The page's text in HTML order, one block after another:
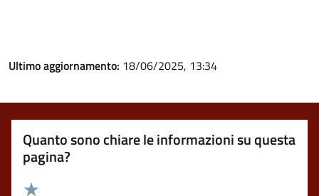
Ultimo aggiornamento: 18/06/2025, 13:34
Quanto sono chiare le informazioni su questa
pagina?